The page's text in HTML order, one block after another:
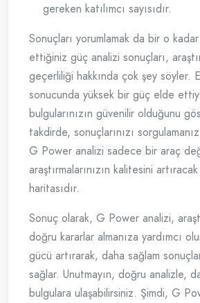
gereken katılımcı sayısıdır.
Sonuçları yorumlamak da bir o
ettiğiniz güç analizi sonuçları,
geçerliliği hakkında çok şey söyler.
sonucunda yüksek bir güç elde
bulgularınızın güvenilir olduğunu
takdirde, sonuçlarınızı
G Power analizi sadece bir araç
araştırmalarınızın kalitesini
haritasıdır.
Sonuç olarak, G Power analizi,
doğru kararlar almanıza yardımcı
gücü artırarak, daha sağlam
sağlar. Unutmayın, doğru analizle,
bulgulara ulaşabilirsiniz. Şimdi, G